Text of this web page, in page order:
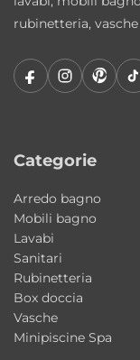
avvolgente e
livello
Comfort,
rappresenta
desidera
dedicato al
Materiali di
La vasca è
lucido
,
rubinetteria,
Categorie
Arredo bagno
Mobili bagno
Lavabi
Sanitari
Rubinetteria
Box doccia
Vasche
Minipiscine Spa